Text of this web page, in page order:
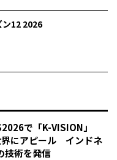
ン12 2026
で「K-VISION」
界にアピール インドネ
技術を発信